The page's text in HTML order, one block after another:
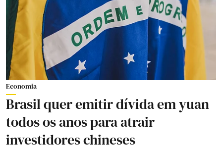
Economia
Brasil quer emitir dívida em yuan
todos os anos para atrair
investidores chineses